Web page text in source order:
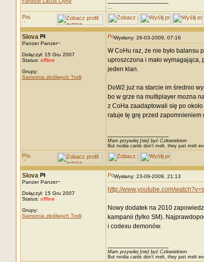
...
Slova
Panzer Panzer~
Dołączył: 15 Gru 2007
Status: offline
Grupy:
Samotnia złośliwych Trolli
Wysłany: 26-03-2009, 07:16
W CoHu raz, że nie było balansu
uproszczona i mało wymagająca,
jeden klan.
DoW2 już na starcie im średnio
bo w grze na multiplayer mozna
z CoHa zaadaptowali się po
ratuje tę grę przed zapomnieniem
Mam przywilej [nie] być Człowiekiem
But nvidia cards don't melt, they just melt
Slova
Panzer Panzer~
Dołączył: 15 Gru 2007
Status: offline
Grupy:
Samotnia złośliwych Trolli
Wysłany: 23-09-2009, 21:13
http://www.youtube.com/
Nowy dodatek na 2010
kampanii (tylko SM).
i codexu demonów.
Mam przywilej [nie] być Człowiekiem
But nvidia cards don't melt, they just melt